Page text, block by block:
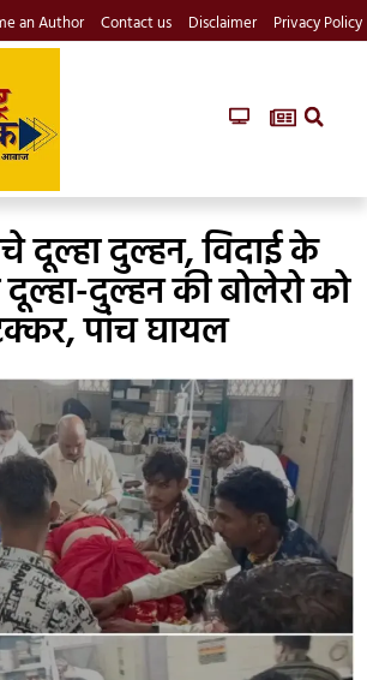
an Author Contact us Disclaimer Privacy Policy
दूल्हा दुल्हन, विदाई के
दुल्हन की बोलेरो को
पांच घायल